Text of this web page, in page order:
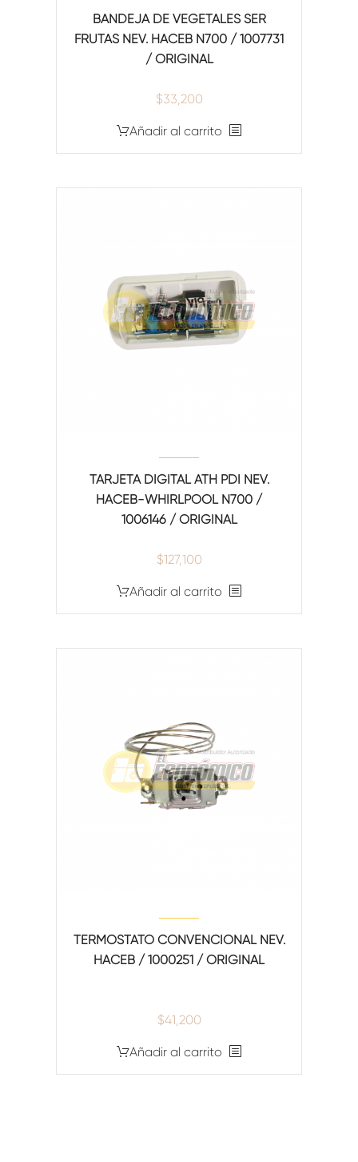
BANDEJA DE VEGETALES SER
FRUTAS NEV. HACEB N700 / 1007731
/ ORIGINAL
$33,200
Añadir al carrito
TARJETA DIGITAL ATH PDI NEV.
HACEB-WHIRLPOOL N700 /
1006146 / ORIGINAL
$127,100
Añadir al carrito
TERMOSTATO CONVENCIONAL NEV.
HACEB / 1000251 / ORIGINAL
$41,200
Añadir al carrito